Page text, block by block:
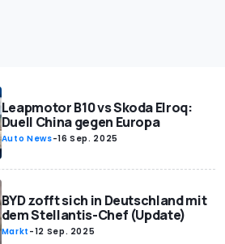
Leapmotor B10 vs Skoda Elroq:
Duell China gegen Europa
Auto News-16 Sep. 2025
BYD zofft sich in Deutschland mit
dem Stellantis-Chef (Update)
Markt -12 Sep. 2025